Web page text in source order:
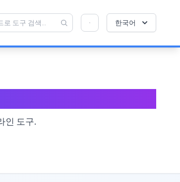
한국어
인 도구.
이 도구를 좋아하십니까? 더 나아지도록 도와
요!
를 클릭 →